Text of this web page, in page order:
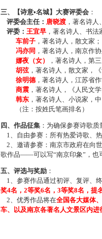
三、【诗意•名城】大赛评委会 ：
评委会主任： 唐晓渡 ，著名诗
评委： 王宜早 ，著名诗人、书
车前子 ，著名诗人，散文家；
冯亦同 ，著名诗人，南京作
娜夜（女）
，著名诗人，第
胡弦，著名诗人，散文家，
徐明德，著名诗人，江苏省
商震 ，著名诗人，《人民文
韩东 ，著名诗人、小说家，
（注：按姓氏笔画排名）
四、作品征集 ：为确保参赛诗歌
1、自由参赛：所有热爱诗歌、
2、邀请参赛：南京市政府在向
歌作品——可以写“南京印象”，也
五、评选与奖励 ：
1、参赛作品通过初评、复评、
奖4名，2等奖6名，3等奖8名，提
2、优秀作品将在全国各大媒体
车、以及南京各著名人文景区内进